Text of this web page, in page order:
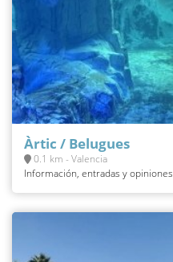
Àrtic / Belugues
0.1 km - Valencia
Información, entradas y opiniones